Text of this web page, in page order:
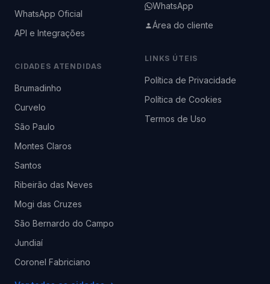
WhatsApp Oficial
API e Integrações
CIDADES ATENDIDAS
Brumadinho
Curvelo
São Paulo
Montes Claros
Santos
Ribeirão das Neves
Mogi das Cruzes
São Bernardo do Campo
Jundiaí
Coronel Fabriciano
WhatsApp
Área do cliente
LINKS ÚTEIS
Política de Privacidade
Política de Cookies
Termos de Uso